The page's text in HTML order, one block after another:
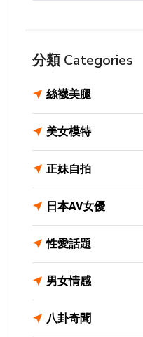
分類 Categories
絲襪美腿
美女模特
正妹自拍
日本AV女優
性愛話題
男女情感
八卦奇聞